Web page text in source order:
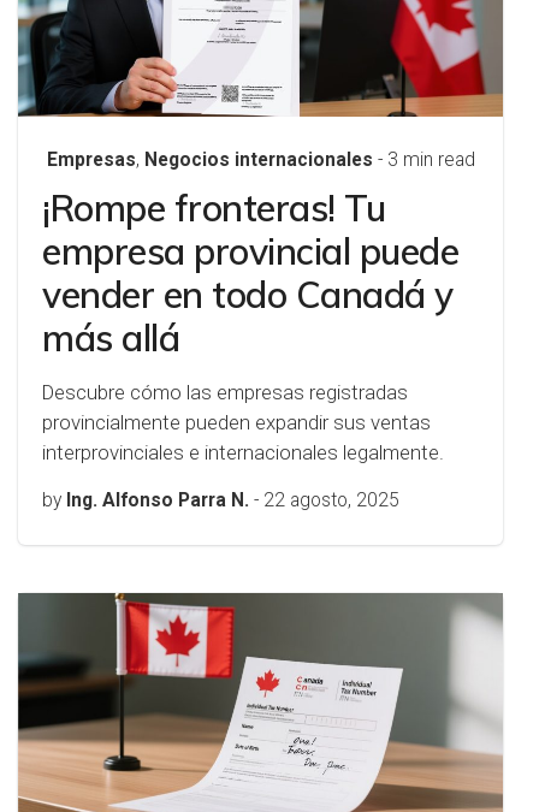
Empresas, Negocios internacionales - 3 min read
¡Rompe fronteras! Tu
empresa provincial puede
vender en todo Canadá y
más allá
Descubre cómo las empresas registradas
provincialmente pueden expandir sus ventas
interprovinciales e internacionales legalmente.
by Ing. Alfonso Parra N. - 22 agosto, 2025